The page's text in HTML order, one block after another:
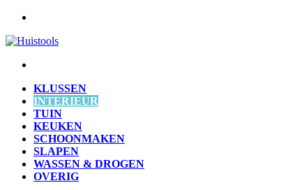
KLUSSEN
INTERIEUR
TUIN
KEUKEN
SCHOONMAKEN
SLAPEN
WASSEN & DROGEN
OVERIG